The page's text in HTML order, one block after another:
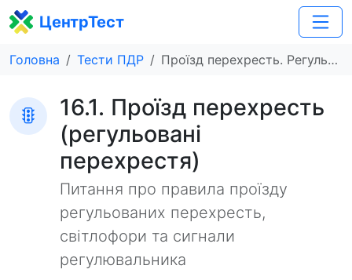
ЦентрТест
Головна Тести ПДР Проїзд перехресть. Регульовані перехрестя
16.1. Проїзд перехресть
(регульовані
перехрестя)
Питання про правила проїзду
регульованих перехресть,
світлофори та сигнали
регулювальника